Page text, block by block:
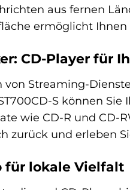
aus fernen
ermöglicht
CD-Player für
von Streaming-
S können
wie CD-R und CD-
zurück und erleben
für lokale Vielfalt